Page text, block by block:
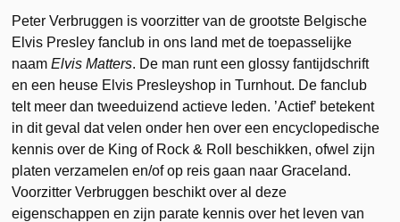
Peter Verbruggen is voorzitter van de grootste Belgische
Elvis Presley fanclub in ons land met de toepasselijke
naamElvis Matters. De man runt een glossy fantijdschrift
en een heuse Elvis Presleyshop in Turnhout. De fanclub
telt meer dan tweeduizend actieve leden. ’Actief’ betekent
in dit geval dat velen onder hen over een encyclopedische
kennis over de King of Rock & Roll beschikken, ofwel zijn
platen verzamelen en/of op reis gaan naar Graceland.
Voorzitter Verbruggen beschikt over al deze
eigenschappen en zijn parate kennis over het leven van